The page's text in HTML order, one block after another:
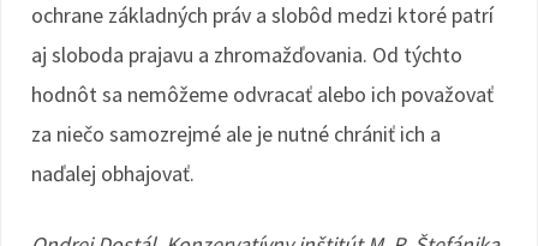
ochrane základných práv a slobôd medzi ktoré patrí
aj sloboda prajavu a zhromažďovania. Od týchto
hodnôt sa nemôžeme odvracať alebo ich považovať
za niečo samozrejmé ale je nutné chrániť ich a
naďalej obhajovať.